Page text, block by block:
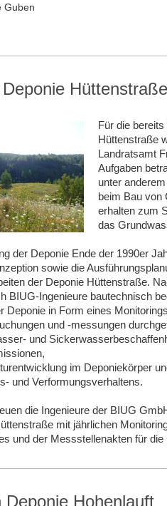
Guben
Hüttenstraße
Für die
Hüttenstraße
Landratsamt
Aufgaben
unter
beim Bau von
erhalten zum
das
der Deponie Ende der 1990er
sowie die
der Deponie Hüttenstraße.
BIUG-Ingenieure bautechnisch
Deponie in Form eines
und -messungen
und
im Deponiekörper
und Verformungsverhaltens.
die Ingenieure der BIUG
mit jährlichen
und der Messstellenakten für
Deponie Hohenlauft